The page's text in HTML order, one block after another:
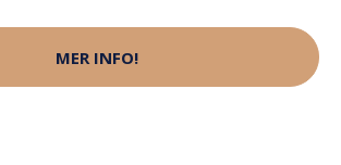
MER INFO!